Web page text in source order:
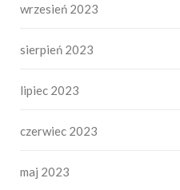
wrzesień 2023
sierpień 2023
lipiec 2023
czerwiec 2023
maj 2023